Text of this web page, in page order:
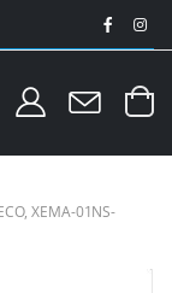
XEMA-01NS-